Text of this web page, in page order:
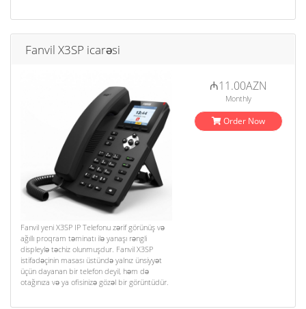
Fanvil X3SP icarəsi
Fanvil yeni X3SP IP Telefonu zərif görünüş və
ağıllı proqram təminatı ilə yanaşı rəngli
displeylə təchiz olunmuşdur. Fanvil X3SP
istifadəçinin masası üstündə yalnız ünsiyyət
üçün dayanan bir telefon deyil, həm də
otağınıza və ya ofisinizə gözəl bir görüntüdür.
₼11.00AZN
Monthly
Order Now